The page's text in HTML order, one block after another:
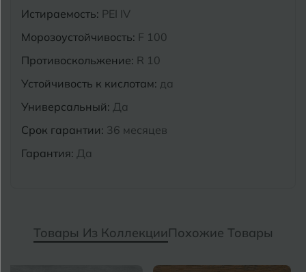
Истираемость: PEI IV
Морозоустойчивость: F 100
Противоскольжение: R 10
Устойчивость к кислотам: да
Универсальный: Да
Срок гарантии: 36 месяцев
Гарантия: Да
Товары Из КоллекцииПохожие Товары